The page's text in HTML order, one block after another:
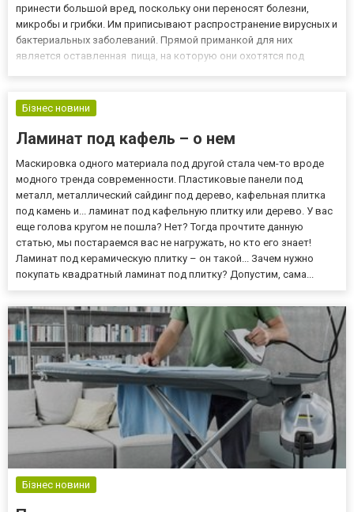
принести большой вред, поскольку они переносят болезни,
микробы и грибки. Им приписывают распространение вирусных и
бактериальных заболеваний. Прямой приманкой для них
является оставленная пища, на которую они охотятся под
легкое де...
Бізнес новини
Ламинат под кафель – о нем
Маскировка одного материала под другой стала чем-то вроде
модного тренда современности. Пластиковые панели под
металл, металлический сайдинг под дерево, кафельная плитка
под камень и... ламинат под кафельную плитку или дерево. У вас
еще голова кругом не пошла? Нет? Тогда прочтите данную
статью, мы постараемся вас не нагружать, но кто его знает!
Ламинат под керамическую плитку – он такой... Зачем нужно
покупать квадратный ламинат под плитку? Допустим, сама...
Бізнес новини